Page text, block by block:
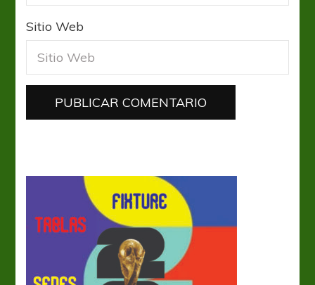
Sitio Web